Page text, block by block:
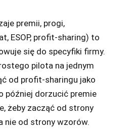
premii, progi,
ESOP, profit-sharing) to
się do specyfiki firmy.
pilota na jednym
od profit-sharingu jako
później dorzucić premie
żeby zacząć od strony
nie od strony wzorów.